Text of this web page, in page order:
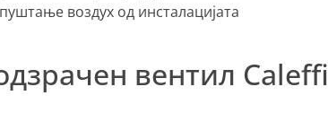
воздух од инсталацијата
вентил Caleffi